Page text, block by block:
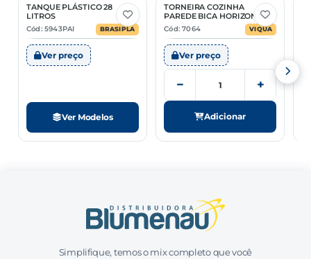
2 Opções
TANQUE PLÁSTICO 28
LITROS
Cód: 5943PAI
BRASIPLA
Ver preço
Ver Modelos
TORNEIRA COZINHA
PAREDE BICA HORIZONTAL
Cód: 7064
VIQUA
Ver preço
− +
Adicionar
Simplifique, temos o mix completo que você